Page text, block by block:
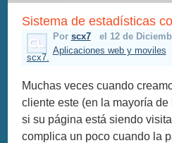
Sistema de estadísticas
Por scx7
el 12 de
Aplicaciones web y moviles
scx7.
Muchas veces cuando
cliente este (en la mayoría
si su página está siendo
complica un poco cuando la